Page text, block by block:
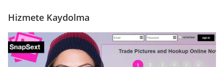
Hizmete Kaydolma